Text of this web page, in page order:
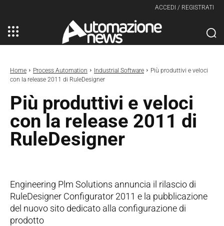
ACCEDI / REGISTRATI
Home Process Automation Industrial Software
Più produttivi e veloci
con la release 2011 di RuleDesigner
Più produttivi e veloci
con la release 2011 di
RuleDesigner
Engineering Plm Solutions annuncia il rilascio di
RuleDesigner Configurator 2011 e la pubblicazione
del nuovo sito dedicato alla configurazione di
prodotto